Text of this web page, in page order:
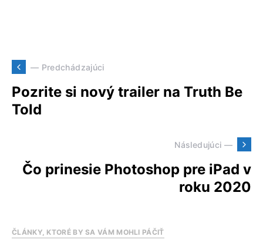
— Predchádzajúci
Pozrite si nový trailer na Truth Be
Told
Následujúci —
Čo prinesie Photoshop pre iPad v
roku 2020
ČLÁNKY, KTORÉ BY SA VÁM MOHLI PÁČIŤ